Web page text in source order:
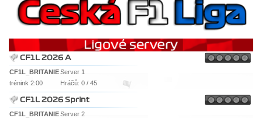
CF1L 2026 A
CF1L_BRITANIEServer 1
trénink 2:00
Hráčů: 0 / 45
CF1L 2026 Sprint
CF1L_BRITANIEServer 2